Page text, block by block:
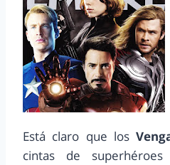
Está claro que los
cintas de